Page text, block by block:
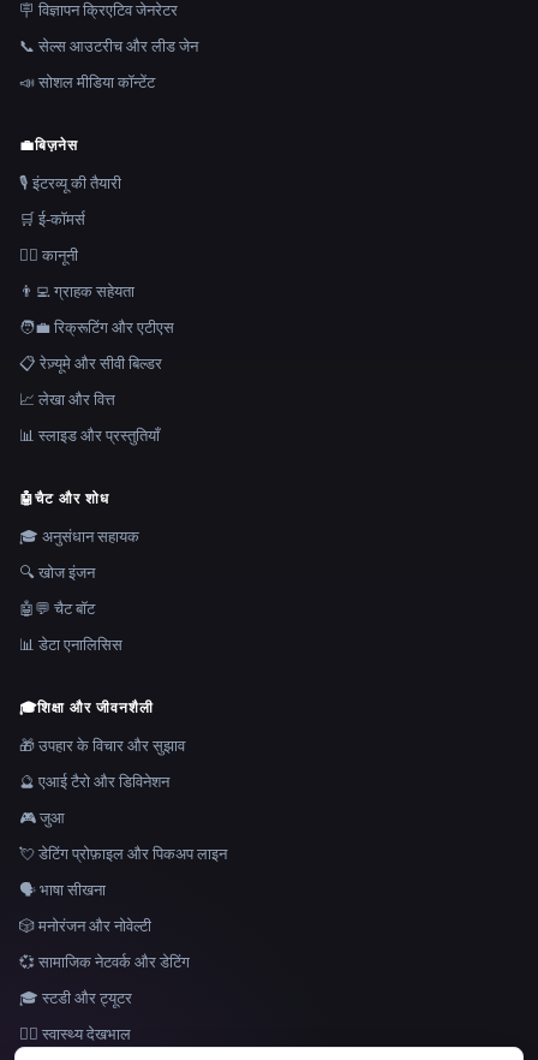
भाषा
🪧 विज्ञापन क्रिएटिव जेनरेटर
📞 सेल्स आउटरीच और लीड जेन
📣 सोशल मीडिया कॉन्टेंट
💼बिज़नेस
🎙️ इंटरव्यू की तैयारी
🛒 ई-कॉमर्स
👩‍⚖️ कानूनी
👨‍💻 ग्राहक सहेयता
🧑‍💼 रिक्रूटिंग और एटीएस
📋 रेज़्यूमे और सीवी बिल्डर
📈 लेखा और वित्त
📊 स्लाइड और प्रस्तुतियाँ
🤖चैट और शोध
🎓 अनुसंधान सहायक
🔍 खोज इंजन
🤖💬 चैट बॉट
📊 डेटा एनालिसिस
🎓शिक्षा और जीवनशैली
🎁 उपहार के विचार और सुझाव
🔮 एआई टैरो और डिविनेशन
🎮 जुआ
💘 डेटिंग प्रोफ़ाइल और पिकअप लाइन
🗣️ भाषा सीखना
🎲 मनोरंजन और नोवेल्टी
💞 सामाजिक नेटवर्क और डेटिंग
🎓 स्टडी और ट्यूटर
👩‍⚕️ स्वास्थ्य देखभाल